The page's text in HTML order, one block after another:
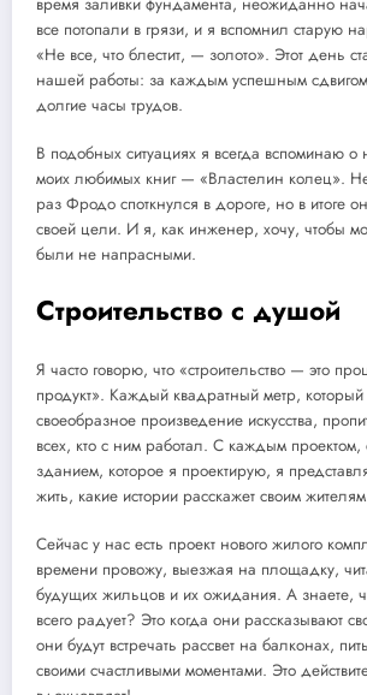
все потопали в грязи, и я вспомнил старую
«Не все, что блестит, — золото». Этот день
нашей работы: за каждым успешным сдвигом
долгие часы трудов.
В подобных ситуациях я всегда вспоминаю
моих любимых книг — «Властелин колец».
раз Фродо споткнулся в дороге, но в итоге
своей цели. И я, как инженер, хочу, чтобы
были не напрасными.
Строительство с душой
Я часто говорю, что «строительство — это
продукт». Каждый квадратный метр,
своеобразное произведение искусства,
всех, кто с ним работал. С каждым
зданием, которое я проектирую, я
жить, какие истории расскажет своим
Сейчас у нас есть проект нового жилого
времени провожу, выезжая на площадку,
будущих жильцов и их ожидания. А знаете,
всего радует? Это когда они рассказывают
они будут встречать рассвет на балконах,
своими счастливыми моментами. Это